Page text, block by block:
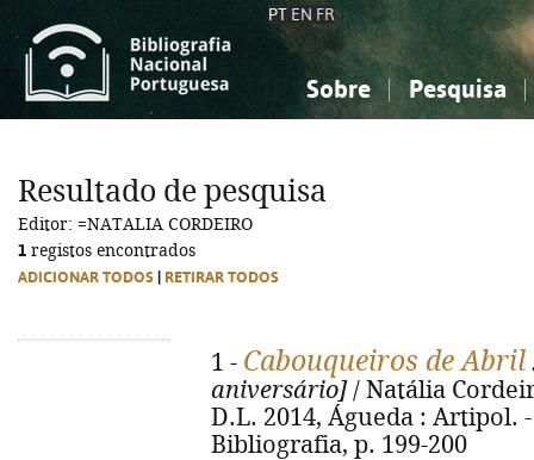
PT EN FR
Sobre Pesquisa
Ciências sociais...
Ciências sociais...
Resultado de pesquisa
Editor: =NATALIA CORDEIRO
1 registos encontrados
ADICIONAR TODOS RETIRAR TODOS
1 - Cabouqueiros de Abril
aniversário]/ Natália
D.L. 2014, Águeda : Artipol.
Bibliografia, p. 199-200